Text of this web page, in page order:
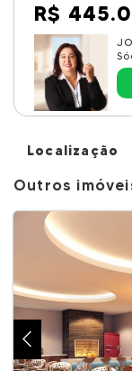
R$
Localização
Outros